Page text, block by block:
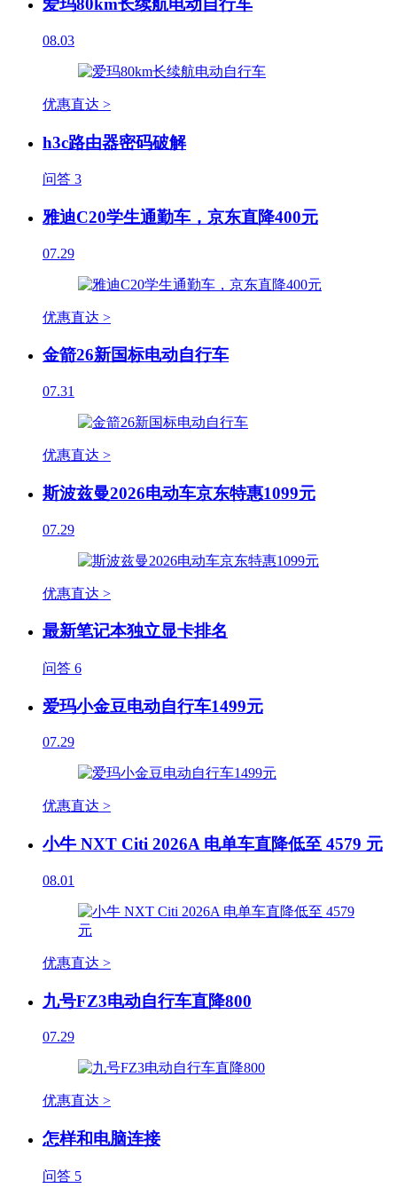
爱玛80km长续航电动自行车
08.03
优惠直达 >
h3c路由器密码破解
问答 3
雅迪C20学生通勤车，京东直降400元
07.29
优惠直达 >
金箭26新国标电动自行车
07.31
优惠直达 >
斯波兹曼2026电动车京东特惠1099元
07.29
优惠直达 >
最新笔记本独立显卡排名
问答 6
爱玛小金豆电动自行车1499元
07.29
优惠直达 >
小牛 NXT Citi 2026A 电单车直降低至 4579 元
08.01
优惠直达 >
九号FZ3电动自行车直降800
07.29
优惠直达 >
怎样和电脑连接
问答 5